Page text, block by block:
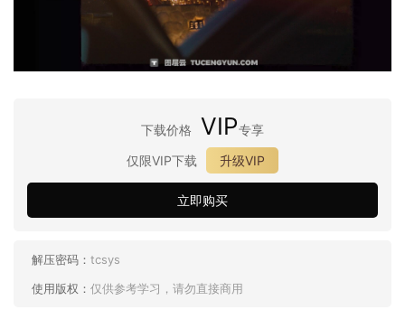
下载价格 VIP专享
仅限VIP下载
升级VIP
立即购买
解压密码： tcsys
使用版权： 仅供参考学习，请勿直接商用